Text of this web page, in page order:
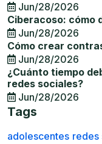
Jun/28/2026
Ciberacoso: cómo
Jun/28/2026
Cómo crear
Jun/28/2026
¿Cuánto tiempo
redes sociales?
Jun/28/2026
Tags
adolescentes redes